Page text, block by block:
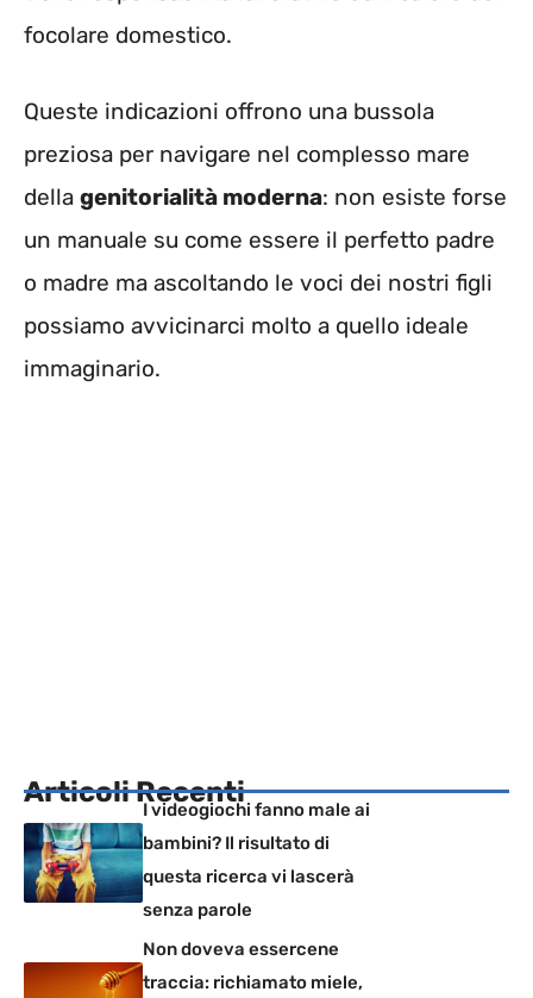
focolare domestico.
Queste indicazioni offrono una bussola
preziosa per navigare nel complesso mare
della genitorialità moderna: non esiste forse
un manuale su come essere il perfetto padre
o madre ma ascoltando le voci dei nostri figli
possiamo avvicinarci molto a quello ideale
immaginario.
Articoli Recenti
I videogiochi fanno male ai
bambini? Il risultato di
questa ricerca vi lascerà
senza parole
Non doveva essercene
traccia: richiamato miele,